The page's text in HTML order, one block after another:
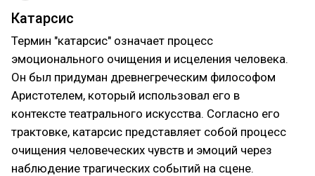
Катарсис
Термин "катарсис" означает процесс
эмоционального очищения и исцеления человека.
Он был придуман древнегреческим философом
Аристотелем, который использовал его в
контексте театрального искусства. Согласно его
трактовке, катарсис представляет собой процесс
очищения человеческих чувств и эмоций через
наблюдение трагических событий на сцене.